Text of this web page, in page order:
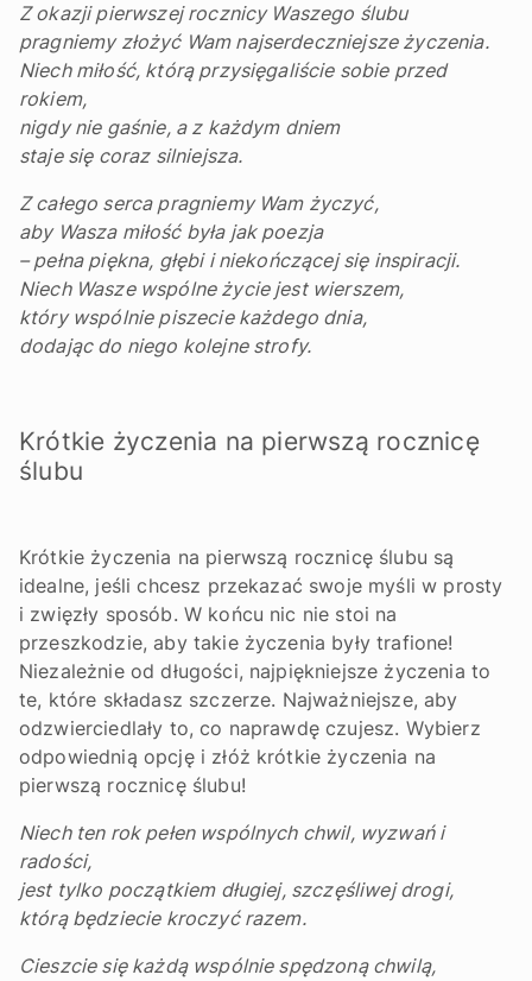
Z okazji pierwszej rocznicy Waszego ślubu
pragniemy złożyć Wam najserdeczniejsze życzenia.
Niech miłość, którą przysięgaliście sobie przed
rokiem,
nigdy nie gaśnie, a z każdym dniem
staje się coraz silniejsza.
Z całego serca pragniemy Wam życzyć,
aby Wasza miłość była jak poezja
– pełna piękna, głębi i niekończącej się inspiracji.
Niech Wasze wspólne życie jest wierszem,
który wspólnie piszecie każdego dnia,
dodając do niego kolejne strofy.
Krótkie życzenia na pierwszą rocznicę
ślubu
Krótkie życzenia na pierwszą rocznicę ślubu są
idealne, jeśli chcesz przekazać swoje myśli w prosty
i zwięzły sposób. W końcu nic nie stoi na
przeszkodzie, aby takie życzenia były trafione!
Niezależnie od długości, najpiękniejsze życzenia to
te, które składasz szczerze. Najważniejsze, aby
odzwierciedlały to, co naprawdę czujesz. Wybierz
odpowiednią opcję i złóż krótkie życzenia na
pierwszą rocznicę ślubu!
Niech ten rok pełen wspólnych chwil, wyzwań i
radości,
jest tylko początkiem długiej, szczęśliwej drogi,
którą będziecie kroczyć razem.
Cieszcie się każdą wspólnie spędzoną chwilą,